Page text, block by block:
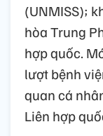
(UNMISS);
hòa Trung
hợp quốc.
lượt bệnh
quan cá
Liên hợp